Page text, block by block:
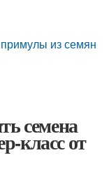
из семян
семена
класс от